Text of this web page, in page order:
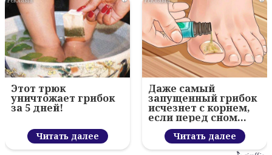
Этот трюк
уничтожает грибок
за 5 дней!
Читать далее
Даже самый
запущенный грибок
исчезнет с корнем,
если перед сном…
Читать далее